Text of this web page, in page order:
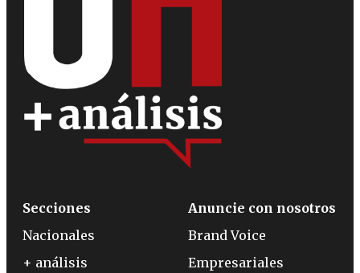
Secciones
Nacionales
+ análisis
Anuncie con nosotros
Brand Voice
Empresariales